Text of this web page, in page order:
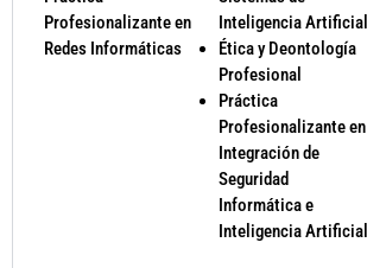
Profesionalizante en
Redes Informáticas
Inteligencia Artificial
Ética y Deontología
Profesional
Práctica
Profesionalizante en
Integración de
Seguridad
Informática e
Inteligencia Artificial